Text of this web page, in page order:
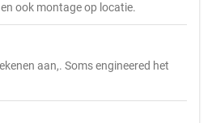
ook montage op locatie.
aan,. Soms engineered het